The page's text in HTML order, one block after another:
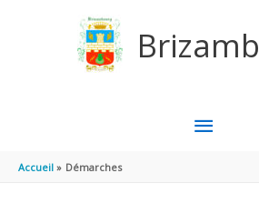
MENU
Accueil Démarches